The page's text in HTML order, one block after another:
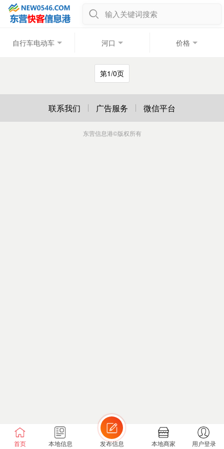
输入关键词搜索
自行车电动车 河口 价格
第1/0页
首页 本地信息 发布信息 本地商家 用户登录
联系我们 广告服务 微信平台
东营信息港©版权所有